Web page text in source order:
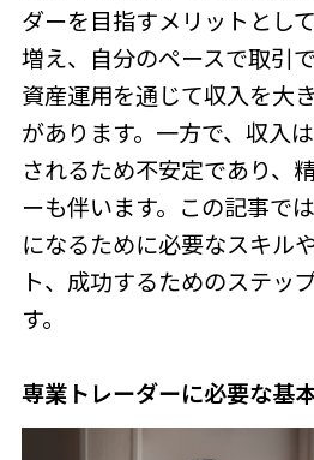
ダーを目指すメリットとし
増え、自分のペースで取引
資産運用を通じて収入を大
があります。一方で、収入
されるため不安定であり、
ーも伴います。この記事で
になるために必要なスキル
ト、成功するためのステッ
す。
専業トレーダーに必要な基